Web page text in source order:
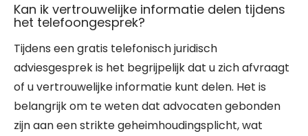
Kan ik vertrouwelijke informatie delen tijdens
het telefoongesprek?
Tijdens een gratis telefonisch juridisch
adviesgesprek is het begrijpelijk dat u zich afvraagt
of u vertrouwelijke informatie kunt delen. Het is
belangrijk om te weten dat advocaten gebonden
zijn aan een strikte geheimhoudingsplicht, wat